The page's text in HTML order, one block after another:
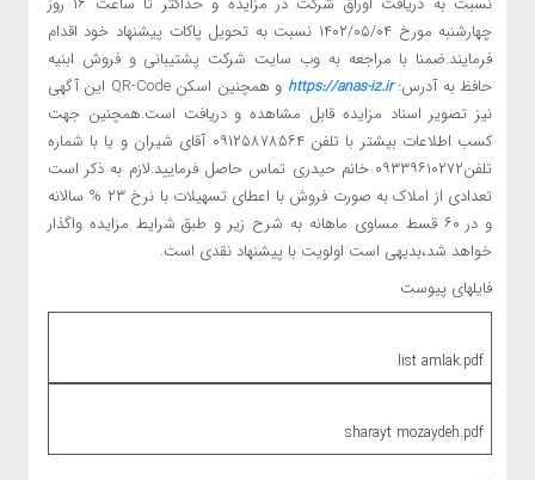
چهارشنبه مورخ ۱۴۰۲/۰۵/۰۴ نسبت به تحویل پاکات پیشنهاد خود اقدام
فرمایند.ضمنا با مراجعه به وب سایت شرکت پشتیبانی و فروش ابنیه
حافظ به آدرس:https://anas-iz.ir
و همچنین اسکن QR-Code این آگهی
نیز تصویر اسناد مزایده قابل مشاهده و دریافت است.همچنین جهت
کسب اطلاعات بیشتر با تلفن ۰۹۱۲۵۸۷۸۵۶۴ آقای شیران و یا با شماره
تلفن۰۹۳۳۹۶۱۰۲۷۲ خانم حیدری تماس حاصل فرمایید.لازم به ذکر است
تعدادی از املاک به صورت فروش با اعطای تسهیلات با نرخ ۲۳ % سالانه
و در ۶۰ قسط مساوی ماهانه به شرح زیر و طبق شرایط مزایده واگذار
خواهد شد،بدیهی است اولویت با پیشنهاد نقدی است.
فایلهای پیوست
list amlak.pdf
sharayt mozaydeh.pdf